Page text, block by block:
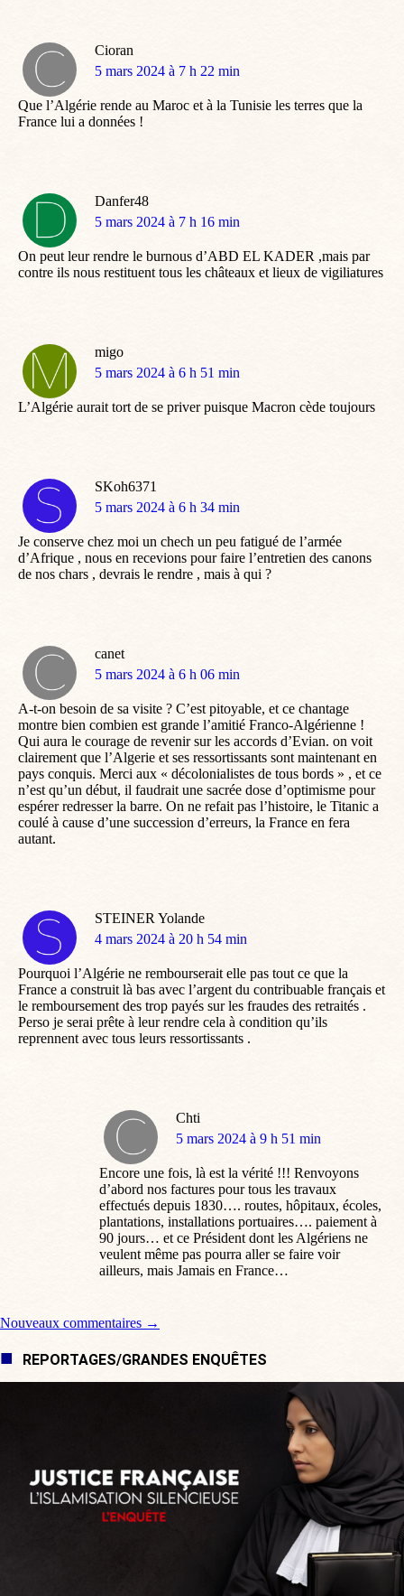
Cioran
dit
5 mars 2024 à 7 h 22 min
Que l’Algérie rende au Maroc et à la Tunisie les terres que la
France lui a données !
Danfer48
dit
5 mars 2024 à 7 h 16 min
On peut leur rendre le burnous d’ABD EL KADER ,mais par
contre ils nous restituent tous les châteaux et lieux de vigiliatures
migo
dit
5 mars 2024 à 6 h 51 min
L’Algérie aurait tort de se priver puisque Macron cède toujours
SKoh6371
dit
5 mars 2024 à 6 h 34 min
Je conserve chez moi un chech un peu fatigué de l’armée
d’Afrique , nous en recevions pour faire l’entretien des canons
de nos chars , devrais le rendre , mais à qui ?
canet
dit
5 mars 2024 à 6 h 06 min
A-t-on besoin de sa visite ? C’est pitoyable, et ce chantage
montre bien combien est grande l’amitié Franco-Algérienne !
Qui aura le courage de revenir sur les accords d’Evian. on voit
clairement que l’Algerie et ses ressortissants sont maintenant en
pays conquis. Merci aux « décolonialistes de tous bords » , et ce
n’est qu’un début, il faudrait une sacrée dose d’optimisme pour
espérer redresser la barre. On ne refait pas l’histoire, le Titanic a
coulé à cause d’une succession d’erreurs, la France en fera
autant.
STEINER Yolande
dit
4 mars 2024 à 20 h 54 min
Pourquoi l’Algérie ne rembourserait elle pas tout ce que la
France a construit là bas avec l’argent du contribuable français et
le remboursement des trop payés sur les fraudes des retraités .
Perso je serai prête à leur rendre cela à condition qu’ils
reprennent avec tous leurs ressortissants .
Chti
dit
5 mars 2024 à 9 h 51 min
Encore une fois, là est la vérité !!! Renvoyons
d’abord nos factures pour tous les travaux
effectués depuis 1830…. routes, hôpitaux, écoles,
plantations, installations portuaires…. paiement à
90 jours… et ce Président dont les Algériens ne
veulent même pas pourra aller se faire voir
ailleurs, mais Jamais en France…
Navigation de commentaire
Nouveaux commentaires →
REPORTAGES/GRANDES ENQUÊTES